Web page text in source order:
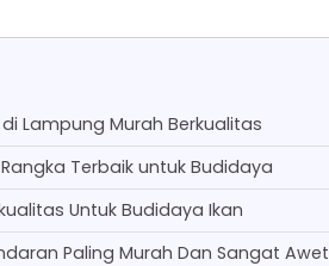
Lampung Murah Berkualitas
Terbaik untuk Budidaya
Untuk Budidaya Ikan
Paling Murah Dan Sangat Awet